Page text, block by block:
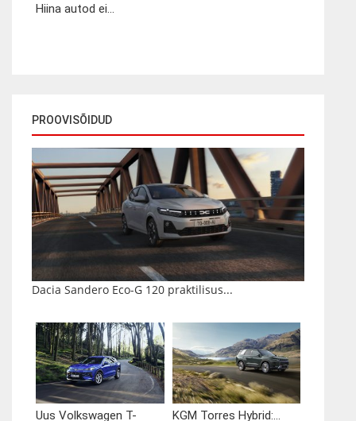
Hiina autod ei...
PROOVISÕIDUD
Dacia Sandero Eco-G 120 praktilisus...
Uus Volkswagen T- KGM Torres Hybrid:...